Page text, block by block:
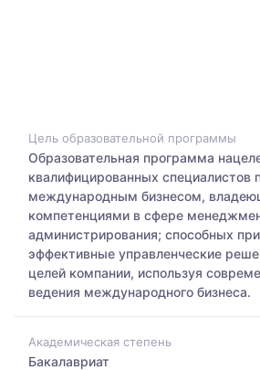
Цель образовательной программы
Образовательная программа
квалифицированных специалистов
международным бизнесом,
компетенциями в сфере
администрирования; способных
эффективные управленческие
целей компании, используя
ведения международного бизнеса.
Академическая степень
Бакалавриат